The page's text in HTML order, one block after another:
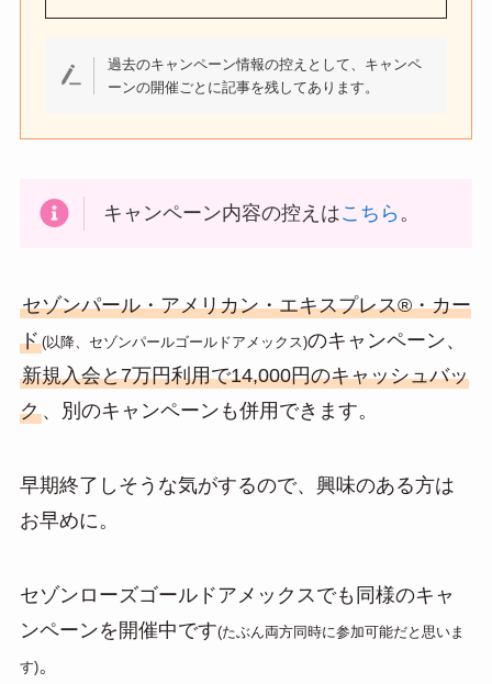
過去のキャンペーン情報の控えとして、キャンペ
ーンの開催ごとに記事を残してあります。
キャンペーン内容の控えはこちら 。
セゾンパール・アメリカン・エキスプレス®・カー
ド(以降、セゾンパールゴールドアメックス)のキャンペーン、
新規入会と7万円利用で14,000円のキャッシュバッ
ク、別のキャンペーンも併用できます。
早期終了しそうな気がするので、興味のある方は
お早めに。
セゾンローズゴールドアメックスでも同様のキャ
ンペーンを開催中です(たぶん両方同時に参加可能だと思いま
す)。